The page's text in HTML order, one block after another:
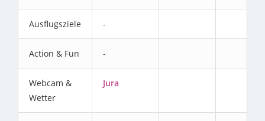
Ausflugsziele -
Action & Fun -
Webcam &
Wetter
Jura